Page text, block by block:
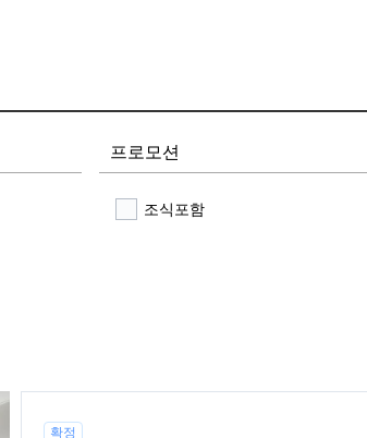
프로모션
조식포함
확정